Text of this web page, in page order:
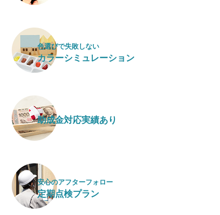
色選びで失敗しない
カラーシミュレーション
助成金対応実績あり
安心のアフターフォロー
定期点検プラン